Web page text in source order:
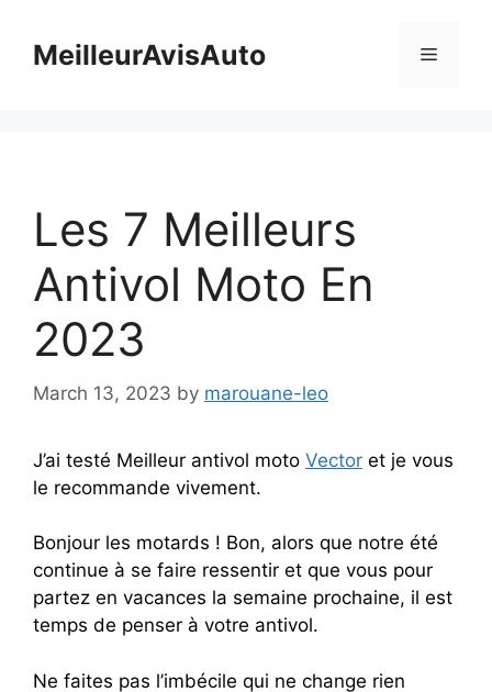
contentMeilleurAvisAuto Menu
Les 7 Meilleurs
Antivol Moto En
2023
March 13, 2023 by marouane-leo
J’ai testé Meilleur antivol moto Vector et je vous
le recommande vivement.
Bonjour les motards ! Bon, alors que notre été
continue à se faire ressentir et que vous pour
partez en vacances la semaine prochaine, il est
temps de penser à votre antivol.
Ne faites pas l’imbécile qui ne change rien